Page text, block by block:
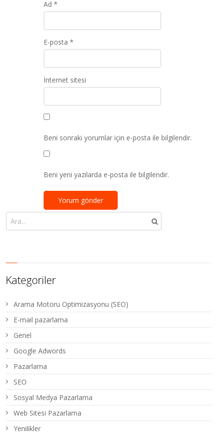
Ad*
E-posta*
İnternet sitesi
Beni sonraki yorumlar için e-posta ile bilgilendir.
Beni yeni yazılarda e-posta ile bilgilendir.
Kategoriler
Arama Motoru Optimizasyonu (SEO)
E-mail pazarlama
Genel
Google Adwords
Pazarlama
SEO
Sosyal Medya Pazarlama
Web Sitesi Pazarlama
Yenilikler